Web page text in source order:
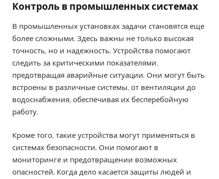
Контроль в промышленных системах
В промышленных установках задачи становятся еще
более сложными. Здесь важны не только высокая
точность, но и надежность. Устройства помогают
следить за критическими показателями,
предотвращая аварийные ситуации. Они могут быть
встроены в различные системы, от вентиляции до
водоснабжения, обеспечивая их бесперебойную
работу.
Кроме того, такие устройства могут применяться в
системах безопасности. Они помогают в
мониторинге и предотвращении возможных
опасностей. Когда дело касается защиты людей и